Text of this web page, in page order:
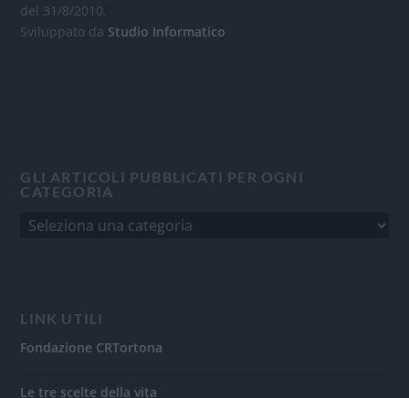
del 31/8/2010.
Sviluppato da Studio Informatico
GLI ARTICOLI PUBBLICATI PER OGNI
CATEGORIA
LINK UTILI
Fondazione CRTortona
Le tre scelte della vita